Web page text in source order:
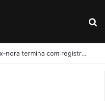
Confusão entre ex-sogra e ex-nora termina com registro de lesão corporal em Penedo